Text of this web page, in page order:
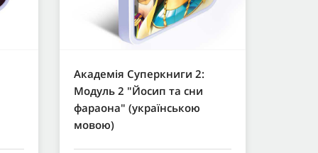
Академія Суперкниги 2:
Модуль 2 "Йосип та сни
фараона" (українською
мовою)